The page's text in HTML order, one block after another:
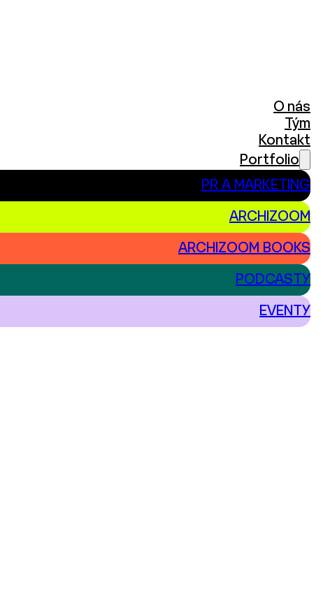
O nás
Tým
Kontakt
Portfolio
PR A MARKETING
ARCHIZOOM
ARCHIZOOM BOOKS
PODCASTY
EVENTY